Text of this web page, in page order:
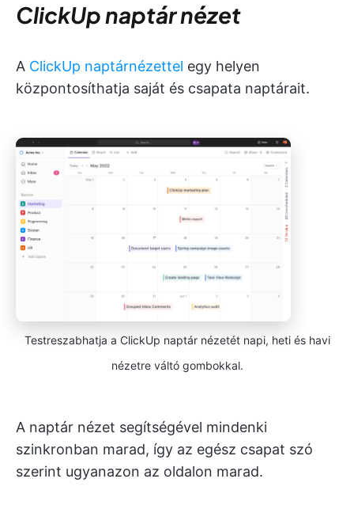
ClickUp naptár nézet
A ClickUp naptárnézettel egy helyen
központosíthatja saját és csapata naptárait.
Testreszabhatja a ClickUp naptár nézetét napi, heti és havi
nézetre váltó gombokkal.
A naptár nézet segítségével mindenki
szinkronban marad, így az egész csapat szó
szerint ugyanazon az oldalon marad.